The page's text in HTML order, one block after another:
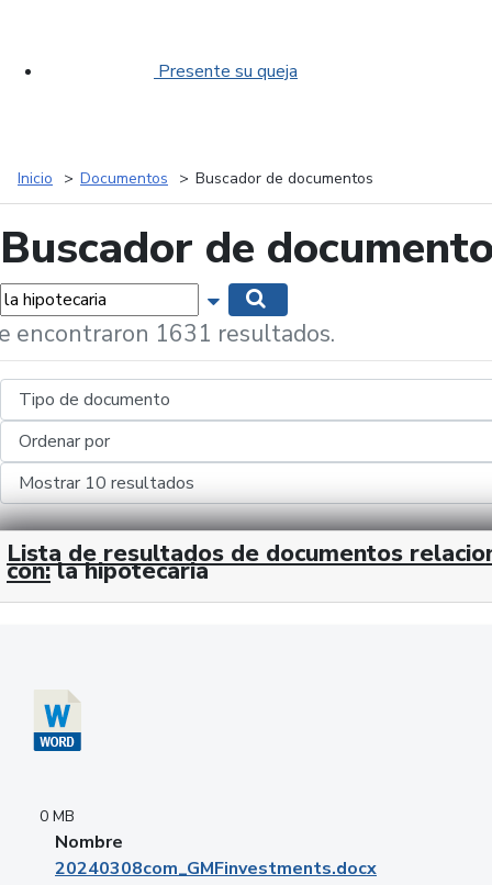
Presente su queja
Inicio Documentos Buscador de documentos
Buscador de
Mostrar opciones de búsqueda
encontraron 1631 resultados.
Lista de resultados de documentos
con: la hipotecaria
0 MB
Nombre
20240308com_GMFinvestments.docx